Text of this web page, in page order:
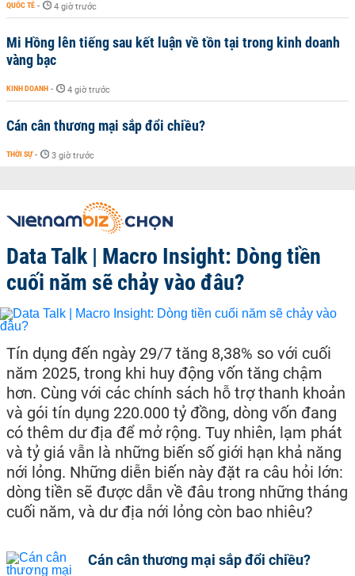
QUỐC TẾ - 4 giờ trước
Mi Hồng lên tiếng sau kết luận về tồn tại trong kinh doanh
vàng bạc
KINH DOANH - 4 giờ trước
Cán cân thương mại sắp đổi chiều?
THỜI SỰ - 3 giờ trước
Data Talk | Macro Insight: Dòng tiền
cuối năm sẽ chảy vào đâu?
Tín dụng đến ngày 29/7 tăng 8,38% so với cuối
năm 2025, trong khi huy động vốn tăng chậm
hơn. Cùng với các chính sách hỗ trợ thanh khoản
và gói tín dụng 220.000 tỷ đồng, dòng vốn đang
có thêm dư địa để mở rộng. Tuy nhiên, lạm phát
và tỷ giá vẫn là những biến số giới hạn khả năng
nới lỏng. Những diễn biến này đặt ra câu hỏi lớn:
dòng tiền sẽ được dẫn về đâu trong những tháng
cuối năm, và dư địa nới lỏng còn bao nhiêu?
Cán cân thương mại sắp đổi chiều?